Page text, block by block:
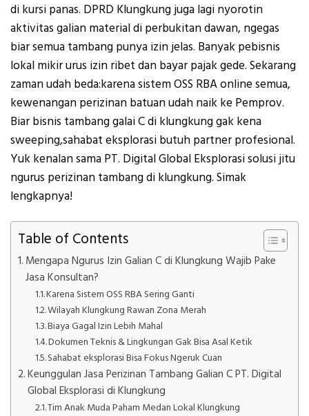
di kursi panas. DPRD Klungkung juga lagi nyorotin
aktivitas galian material di perbukitan dawan, ngegas
biar semua tambang punya izin jelas. Banyak pebisnis
lokal mikir urus izin ribet dan bayar pajak gede. Sekarang
zaman udah beda:karena sistem OSS RBA online semua,
kewenangan perizinan batuan udah naik ke Pemprov.
Biar bisnis tambang galai C di klungkung gak kena
sweeping,sahabat eksplorasi butuh partner profesional.
Yuk kenalan sama PT. Digital Global Eksplorasi solusi jitu
ngurus perizinan tambang di klungkung. Simak
lengkapnya!
Table of Contents
Mengapa Ngurus Izin Galian C di Klungkung Wajib Pake
Jasa Konsultan?
Karena Sistem OSS RBA Sering Ganti
Wilayah Klungkung Rawan Zona Merah
Biaya Gagal Izin Lebih Mahal
Dokumen Teknis & Lingkungan Gak Bisa Asal Ketik
Sahabat eksplorasi Bisa Fokus Ngeruk Cuan
Keunggulan Jasa Perizinan Tambang Galian C PT. Digital
Global Eksplorasi di Klungkung
Tim Anak Muda Paham Medan Lokal Klungkung